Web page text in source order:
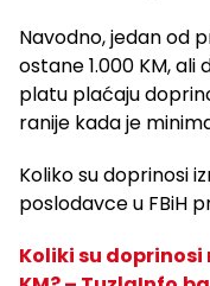
Navodno, jedan od
ostane 1.000 KM,
platu plaćaju
ranije kada je
Koliko su doprinosi
poslodavce u FBiH
Koliki su